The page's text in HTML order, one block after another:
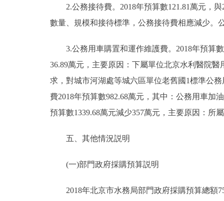
2.公務接待費。2018年預算數121.81萬元，與
數量、規模和接待標準，公務接待費相應減少。
3.公務用車購置和運作維護費。2018年預算數
36.89萬元，主要原因：下屬單位北京水利醫院
求，對城市河湖處等城六區單位老舊國1標準公
費2018年預算數982.68萬元，其中：公務用車加
預算數1339.68萬元減少357萬元，主要原因：
五、其他情況説明
(一)部門政府採購預算説明
2018年北京市水務局部門政府採購預算總額